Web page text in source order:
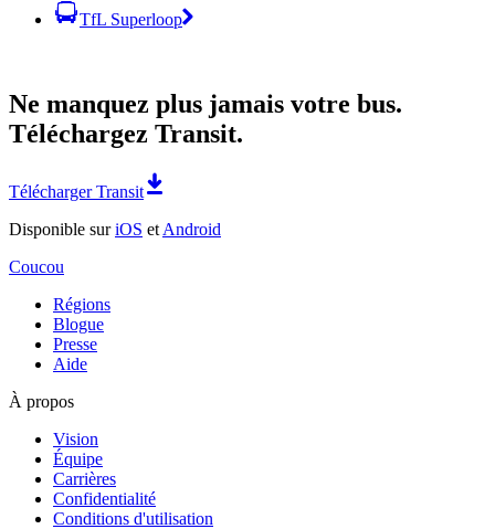
TfL Superloop
Ne manquez plus jamais votre bus.
Téléchargez Transit.
Télécharger Transit
Disponible suriOS et Android
Coucou
Régions
Blogue
Presse
Aide
À propos
Vision
Équipe
Carrières
Confidentialité
Conditions d'utilisation